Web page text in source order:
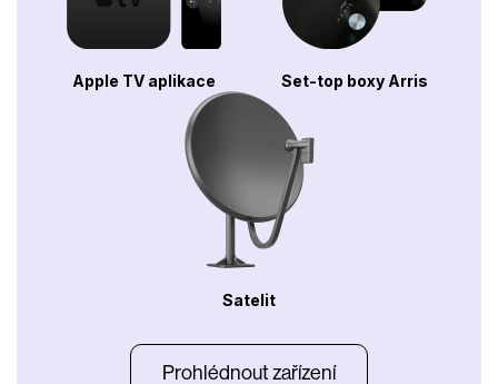
Apple TV aplikace Set-top boxy Arris
Satelit
Prohlédnout zařízení